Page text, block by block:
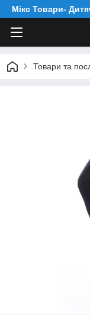
Мікс Товари-
Товари та